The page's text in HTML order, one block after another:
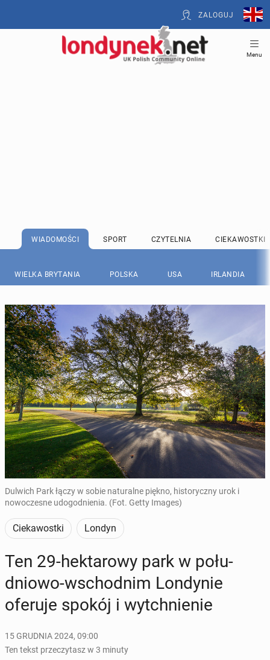
ZALOGUJ
Menu
WIADOMOŚCI SPORT CZYTELNIA CIEKAWOSTKI
WIELKA BRYTANIA POLSKA USA IRLANDIA
Dulwich Park łączy w sobie naturalne piękno, historyczny urok i
nowoczesne udogodnienia. (Fot. Getty Images)
Ciekawostki Londyn
Ten 29-hek­ta­ro­wy park w po­łu­
dnio­wo-wschod­nim Lon­dy­nie
oferuje spokój i wy­tchnie­nie
15 GRUDNIA 2024, 09:00
Ten tekst przeczytasz w 3 minuty